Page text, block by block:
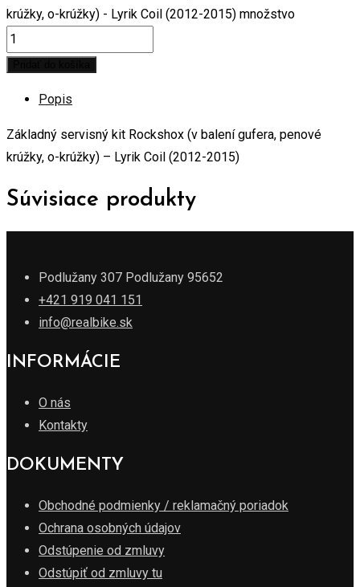
krúžky, o-krúžky) - Lyrik Coil (2012-2015) množstvo
Popis
Základný servisný kit Rockshox (v balení gufera, penové
krúžky, o-krúžky) – Lyrik Coil (2012-2015)
Súvisiace produkty
Podlužany 307 Podlužany 95652
+421 919 041 151
info@realbike.sk
INFORMÁCIE
O nás
Kontakty
DOKUMENTY
Obchodné podmienky / reklamačný poriadok
Ochrana osobných údajov
Odstúpenie od zmluvy
Odstúpiť od zmluvy tu